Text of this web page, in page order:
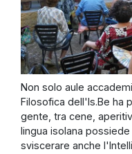
Non solo aule
Filosofica dell'Is.Be ha
gente, tra cene,
lingua isolana
sviscerare anche